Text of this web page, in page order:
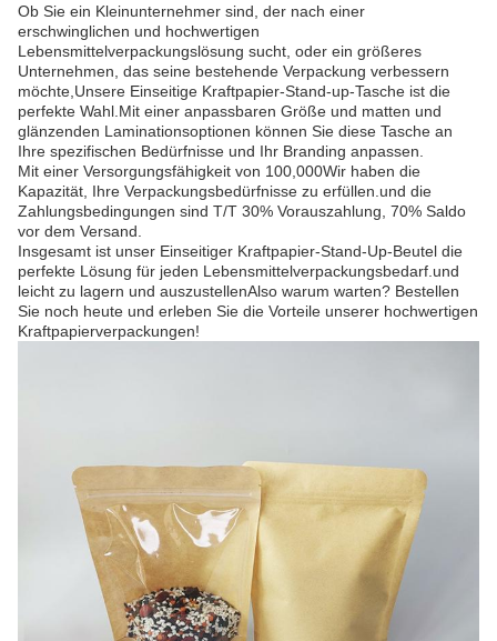
Ob Sie ein Kleinunternehmer sind, der nach einer
erschwinglichen und hochwertigen
Lebensmittelverpackungslösung sucht, oder ein größeres
Unternehmen, das seine bestehende Verpackung verbessern
möchte,Unsere Einseitige Kraftpapier-Stand-up-Tasche ist die
perfekte Wahl.Mit einer anpassbaren Größe und matten und
glänzenden Laminationsoptionen können Sie diese Tasche an
Ihre spezifischen Bedürfnisse und Ihr Branding anpassen.
Mit einer Versorgungsfähigkeit von 100,000Wir haben die
Kapazität, Ihre Verpackungsbedürfnisse zu erfüllen.und die
Zahlungsbedingungen sind T/T 30% Vorauszahlung, 70% Saldo
vor dem Versand.
Insgesamt ist unser Einseitiger Kraftpapier-Stand-Up-Beutel die
perfekte Lösung für jeden Lebensmittelverpackungsbedarf.und
leicht zu lagern und auszustellenAlso warum warten? Bestellen
Sie noch heute und erleben Sie die Vorteile unserer hochwertigen
Kraftpapierverpackungen!